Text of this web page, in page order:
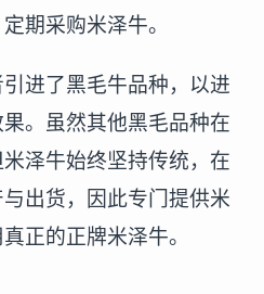
期采购米泽牛。
进了黑毛牛品种，以进
。虽然其他黑毛品种在
泽牛始终坚持传统，在
出货，因此专门提供米
正的正牌米泽牛。